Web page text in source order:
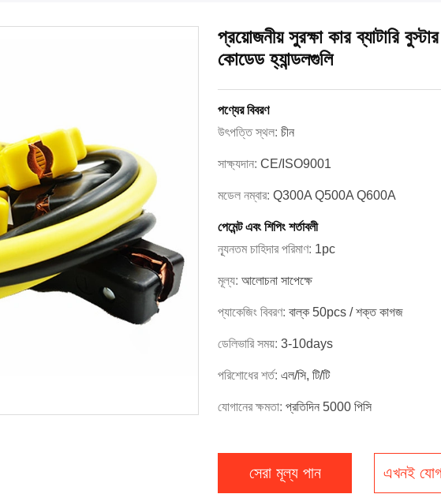
প্রয়োজনীয় সুরক্ষা কার ব্যাটারি
কোডেড হ্যান্ডলগুলি
পণ্যের বিবরণ
উৎপত্তি স্থল: চীন
সাক্ষ্যদান: CE/ISO9001
মডেল নম্বার: Q300A Q500A Q600A
পেমেন্ট এবং শিপিং শর্তাবলী
ন্যূনতম চাহিদার পরিমাণ: 1pc
মূল্য: আলোচনা সাপেক্ষে
প্যাকেজিং বিবরণ: বাল্ক 50pcs / শক্ত কাগজ
ডেলিভারি সময়: 3-10days
পরিশোধের শর্ত: এল/সি, টি/টি
যোগানের ক্ষমতা: প্রতিদিন 5000 পিসি
সেরা মূল্য পান এখনই